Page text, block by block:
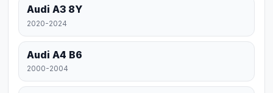
Audi A3 8Y
2020-2024
Audi A4 B6
2000-2004